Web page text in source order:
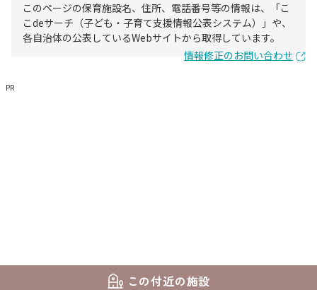
このページの保育施設名、住所、電話番号等の情報は、「こ
こdeサーチ（子ども・子育て支援情報公表システム）」や、
各自治体の公表しているWebサイトから取得しています。
情報修正のお問い合わせ
PR
この付近の施設